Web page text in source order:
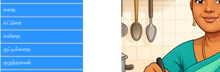
கதை
கட்டுரை
கவிதை
குட்டிக்கதை
குறுந்தகவல்